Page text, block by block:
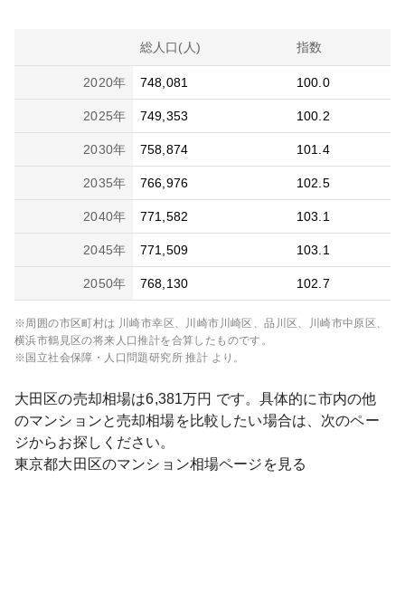
総人口(人) 指数
2020年 748,081 100.0
2025年 749,353 100.2
2030年 758,874 101.4
2035年 766,976 102.5
2040年 771,582 103.1
2045年 771,509 103.1
2050年 768,130 102.7
※周囲の市区町村は 川崎市幸区、川崎市川崎区、品川区、川崎市中原区、
横浜市鶴見区の将来人口推計を合算したものです。
※国立社会保障・人口問題研究所 推計 より。
大田区の売却相場は6,381万円 です。具体的に市内の他
のマンションと売却相場を比較したい場合は、次のペー
ジからお探しください。
東京都大田区のマンション相場ページを見る